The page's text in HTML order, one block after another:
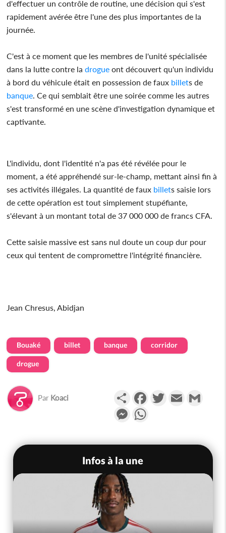
d'effectuer un contrôle de routine, une décision qui s'est
rapidement avérée être l'une des plus importantes de la
journée.
C'est à ce moment que les membres de l'unité spécialisée
dans la lutte contre ladrogue ont découvert qu'un individu
à bord du véhicule était en possession de faux billets de
banque. Ce qui semblait être une soirée comme les autres
s'est transformé en une scène d'investigation dynamique et
captivante.
L'individu, dont l'identité n'a pas été révélée pour le
moment, a été appréhendé sur-le-champ, mettant ainsi fin à
ses activités illégales. La quantité de faux billets saisie lors
de cette opération est tout simplement stupéfiante,
s'élevant à un montant total de 37 000 000 de francs CFA.
Cette saisie massive est sans nul doute un coup dur pour
ceux qui tentent de compromettre l'intégrité financière.
Jean Chresus, Abidjan
Bouaké billet banque corridor
drogue
Par Koaci PartagerFacebookTwitterEmail
Messenger
Infos à la une